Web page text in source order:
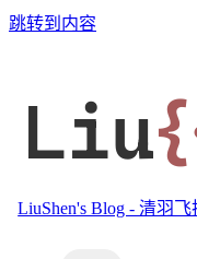
跳转到内容
Liu
LiuShen's Blog - 清羽飞